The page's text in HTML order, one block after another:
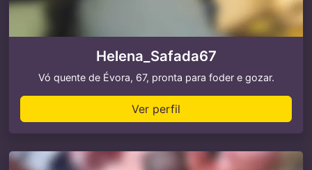
Helena_Safada67
Vó quente de Évora, 67, pronta para foder e gozar.
Ver perfil